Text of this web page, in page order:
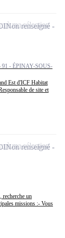
91 - ÉPINAY-SOUS-
Est d'ICF Habitat
de site et
Non renseigné
à ma sélection
recherche un
missions :- Vous
Non renseigné
à ma sélection